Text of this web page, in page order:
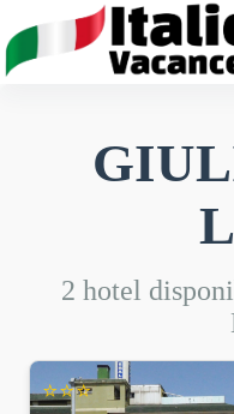
contenuto
2 hotel
⭐⭐⭐